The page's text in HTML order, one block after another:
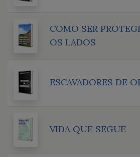
COMO SER
OS LADOS
ESCAVADORES DE
VIDA QUE SEGUE